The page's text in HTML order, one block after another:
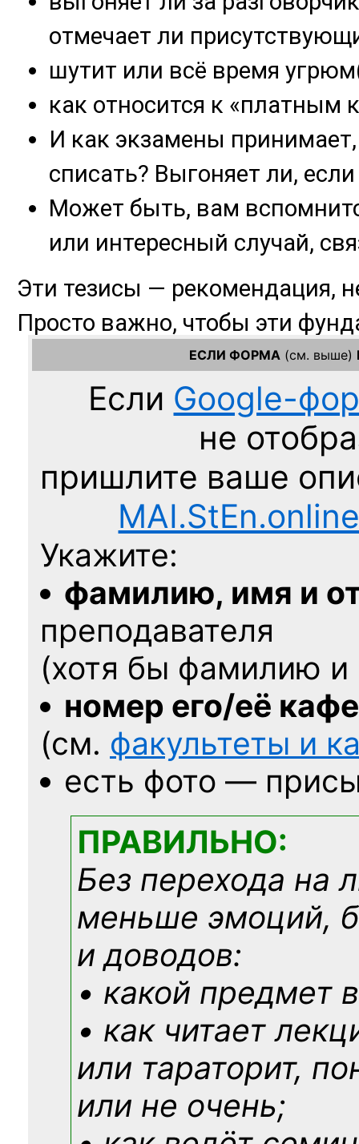
ЕСЛИ ФОРМА (см. выше)
Если Google-
не
пришлите ваше
Укажите:
фамилию, имя и
преподавателя
(хотя бы фамилию
номер его/её
(см. факультеты и
есть фото —
ПРАВИЛЬНО:
Без перехода на
меньше эмоций,
и доводов:
• какой предмет
• как читает
или тараторит,
или не очень;